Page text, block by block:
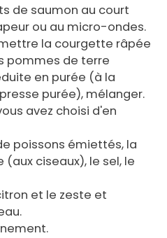
de saumon au court
ou au micro-ondes.
la courgette râpée
pommes de terre
en purée (à la
purée), mélanger.
avez choisi d'en
poissons émiettés, la
ciseaux), le sel, le
et le zeste et